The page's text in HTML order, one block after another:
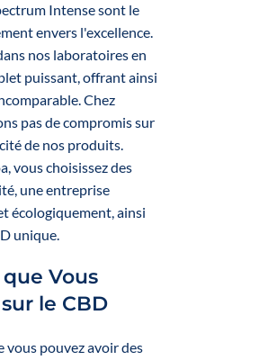
Intense sont le
envers l'excellence.
nos laboratoires en
puissant, offrant ainsi
Chez
pas de compromis sur
de nos produits.
vous choisissez des
une entreprise
écologiquement, ainsi
unique.
que Vous
le CBD
vous pouvez avoir des